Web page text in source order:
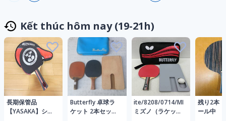
Kết thúc hôm nay (19-21h)
長期保管品
【YASAKA】シェ
Butterfly 卓球ラ
ケット 2本セット
ite/8208/0714/MIZUNO
ミズノ（ラケッ
残り2本
ール中